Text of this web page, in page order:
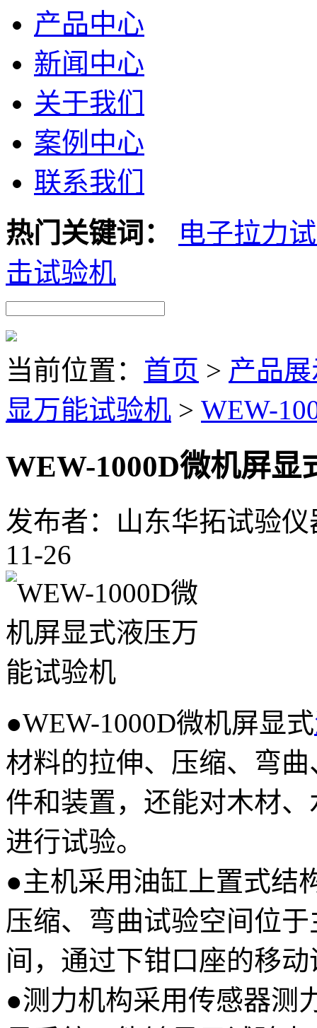
产品中心
新闻中心
关于我们
案例中心
联系我们
热门关键词：
电子拉力
击试验机
当前位置： 首页 > 产品
显万能试验机 > WEW-
WEW-1000D微机屏显
发布者：山东华拓试验
11-26
●WEW-1000D微机屏显式
材料的拉伸、压缩、弯
件和装置，还能对木材
进行试验。
●主机采用油缸上置式结
压缩、弯曲试验空间位
间，通过下钳口座的移
●测力机构采用传感器测